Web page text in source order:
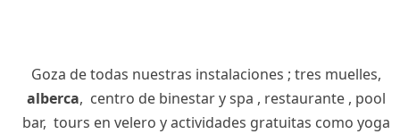
Goza de todas nuestras instalaciones ; tres muelles,
alberca, centro de binestar y spa , restaurante , pool
bar, tours en velero y actividades gratuitas como yoga